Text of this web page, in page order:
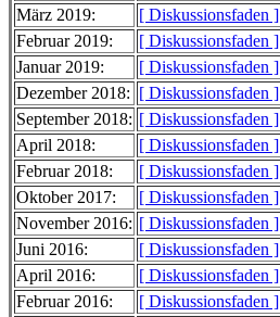
März 2019:
[ Diskussionsfaden ]
Februar 2019:
[ Diskussionsfaden ]
Januar 2019:
[ Diskussionsfaden ]
Dezember 2018: [ Diskussionsfaden ]
September 2018: [ Diskussionsfaden ]
April 2018:
[ Diskussionsfaden ]
Februar 2018:
[ Diskussionsfaden ]
Oktober 2017:
[ Diskussionsfaden ]
November 2016: [ Diskussionsfaden ]
Juni 2016:
[ Diskussionsfaden ]
April 2016:
[ Diskussionsfaden ]
Februar 2016:
[ Diskussionsfaden ]